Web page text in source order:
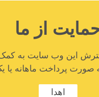
از ما
این وب سایت به
صورت پرداخت ماهانه یا
اهدا